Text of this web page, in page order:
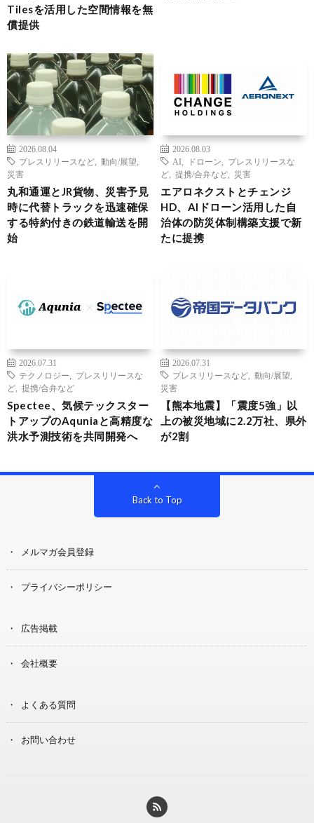
Tilesを活用した空間情報を無
償提供
2026.08.04
プレスリリースなど
動向/展望
災害
丸和通運とJR貨物、災害予見
時に代替トラックを迅速確保
する特約付きの鉄道輸送を開
始
2026.08.03
AI
ドローン
プレスリリースな
ど
提携/合弁など 災害
エアロネクストとチェンジ
HD、AIドローン活用した自
治体の防災体制構築支援で新
たに提携
2026.07.31
テクノロジー
プレスリリースな
ど
提携/合弁など
Spectee、気候テックスター
トアップのAquniaと高精度な
洪水予測技術を共同開発へ
2026.07.31
プレスリリースなど
動向/展望
災害
【熊本地震】「震度5強」以
上の被災地域に2.2万社、県外
が2割
Back to Top
メルマガ会員登録
プライバシーポリシー
広告掲載
会社概要
よくある質問
お問い合わせ